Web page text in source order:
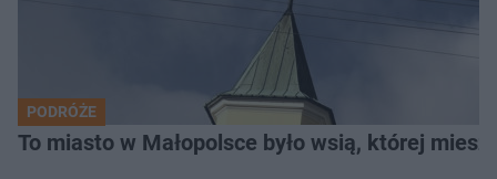
PODRÓŻE
To miasto w Małopolsce było wsią, której